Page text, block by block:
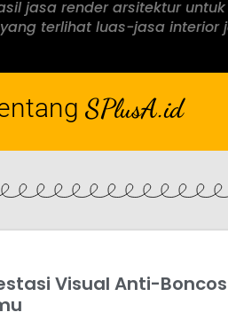
jasa render arsitektur
terlihat luas-jasa interior
SPlusA.id
Visual Anti-Boncos